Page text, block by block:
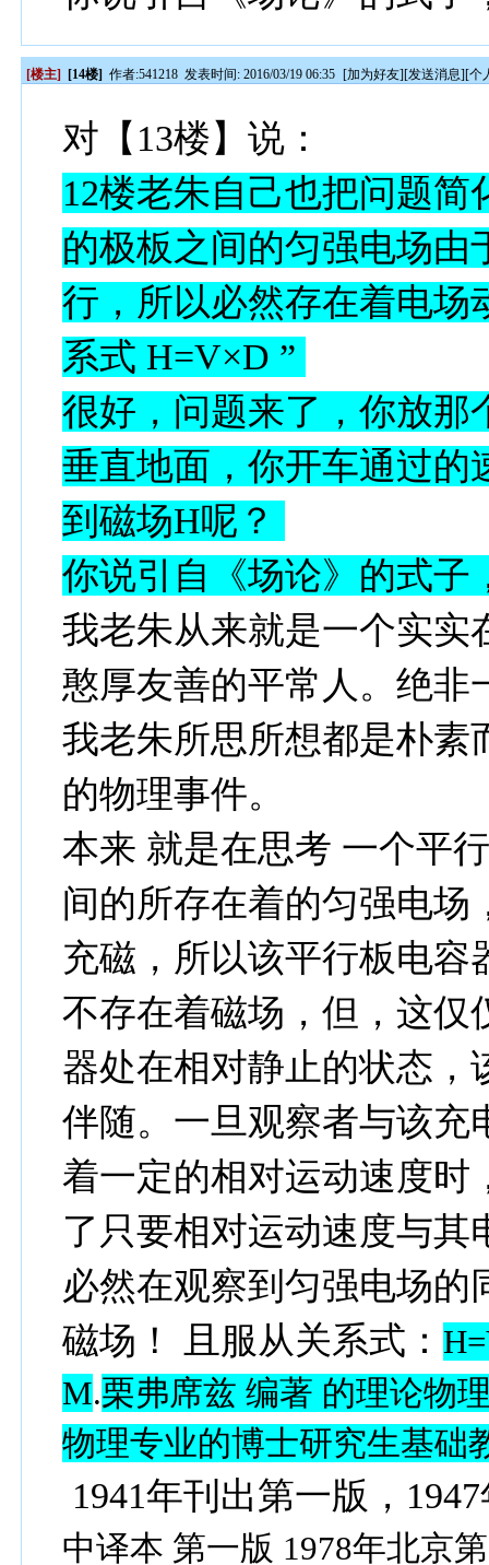
[楼主] [14楼] 作者:541218 发表时间: 2016/03/19 06:35 [加为好友][发送消息][个
对【13楼】说：
12楼老朱自己也把问题简
的极板之间的匀强电场由
行，所以必然存在着电场
系式 H=V×D ”
很好，问题来了，你放那
垂直地面，你开车通过的
到磁场H呢？
你说引自《场论》的式子
我老朱从来就是一个实实
憨厚友善的平常人。绝非
我老朱所思所想都是朴素
的物理事件。
本来 就是在思考 一个平
间的所存在着的匀强电场
充磁，所以该平行板电容
不存在着磁场，但，这仅
器处在相对静止的状态，
伴随。一旦观察者与该充
着一定的相对运动速度时
了只要相对运动速度与
必然在观察到匀强电场的
磁场！ 且服从关系式：
M.栗弗席兹 编著 的理论物
物理专业的博士研究生基础
1941年刊出第一版，
中译本 第一版 1978年北京